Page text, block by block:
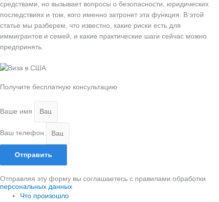
средствами, но вызывает вопросы о безопасности, юридических
последствиях и том, кого именно затронет эта функция. В этой
статье мы разберем, что известно, какие риски есть для
иммигрантов и семей, и какие практические шаги сейчас можно
предпринять.
Получите бесплатную консультацию
Ваше имя
Ваш телефон
Отправить
Отправляя эту форму вы соглашаетесь с правилами обработки
персональных данных
Что произошло